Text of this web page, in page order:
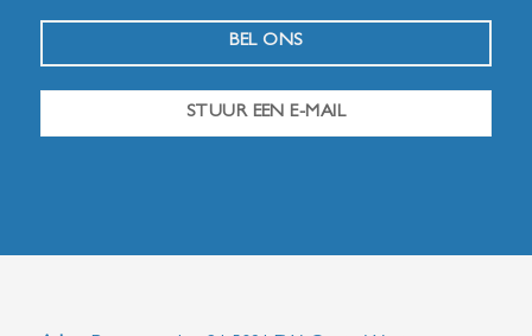
BEL ONS
STUUR EEN E-MAIL